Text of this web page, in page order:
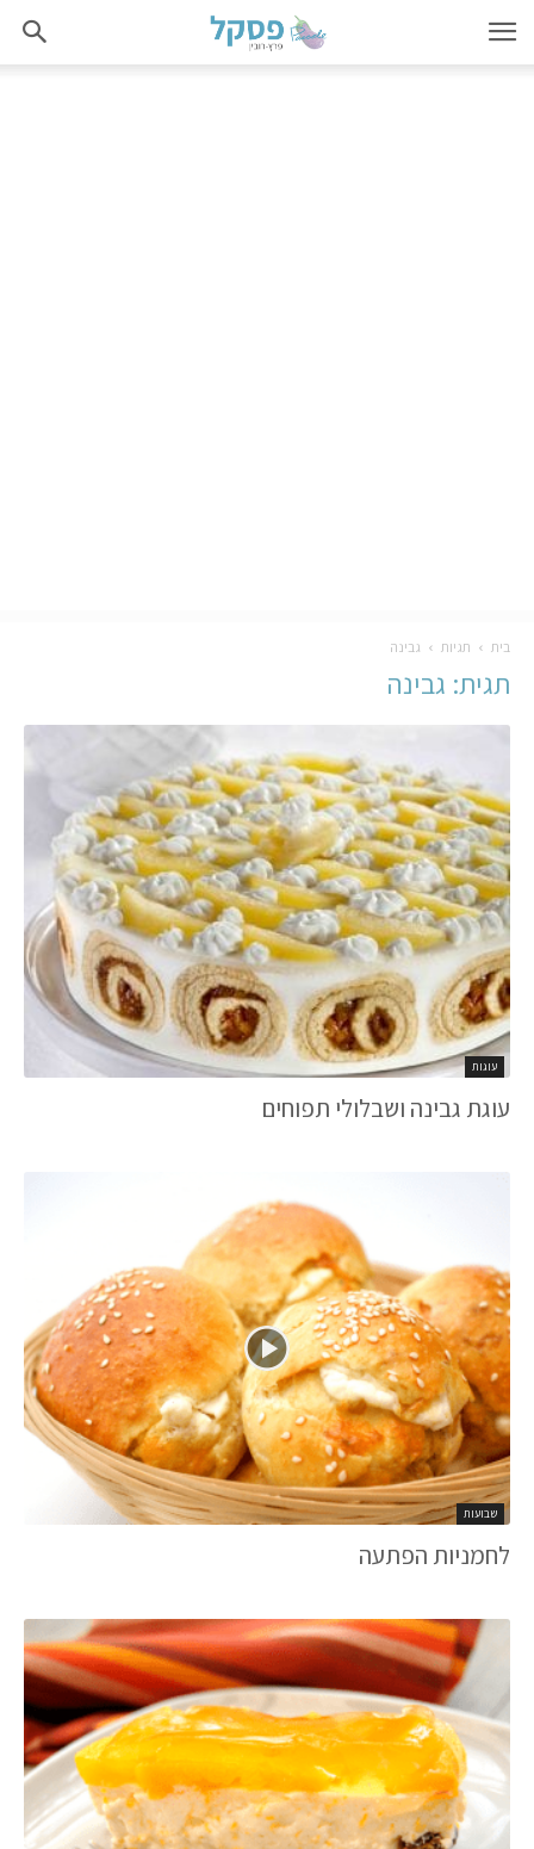
בית תגיות גבינה
תגית: גבינה
עוגות
עוגת גבינה ושבלולי תפוחים
שבועות
לחמניות הפתעה